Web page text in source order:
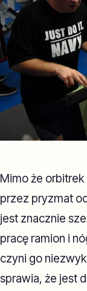
Mimo że
przez pryzmat
jest znacznie
pracę ramion i
czyni go
sprawia, że jest